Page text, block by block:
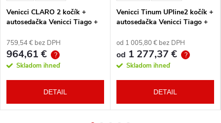
Venicci CLARO 2 kočík +
autosedačka Venicci Tiago +
759,54 € bez DPH
964,61 € ?
Skladom ihneď
DETAIL
Venicci Tinum UPline2 kočík +
autosedačka Venicci Tiago +
od 1 005,80 € bez DPH
od 1 277,37 € ?
Skladom ihneď
DETAIL